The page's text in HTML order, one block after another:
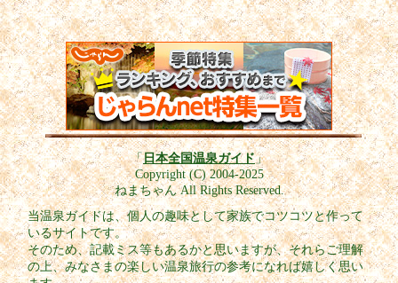
「日本全国温泉ガイド」
Copyright (C) 2004-2025
ねまちゃん All Rights Reserved.
当温泉ガイドは、個人の趣味として家族でコツコツと作って
いるサイトです。
そのため、記載ミス等もあるかと思いますが、それらご理解
の上、みなさまの楽しい温泉旅行の参考になれば嬉しく思い